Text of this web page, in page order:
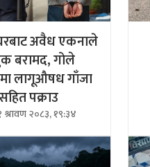
अवैध एकनाले
बरामद, गोले
लागूऔषध गाँजा
पक्राउ
श्रावण २०८३, १९:३४